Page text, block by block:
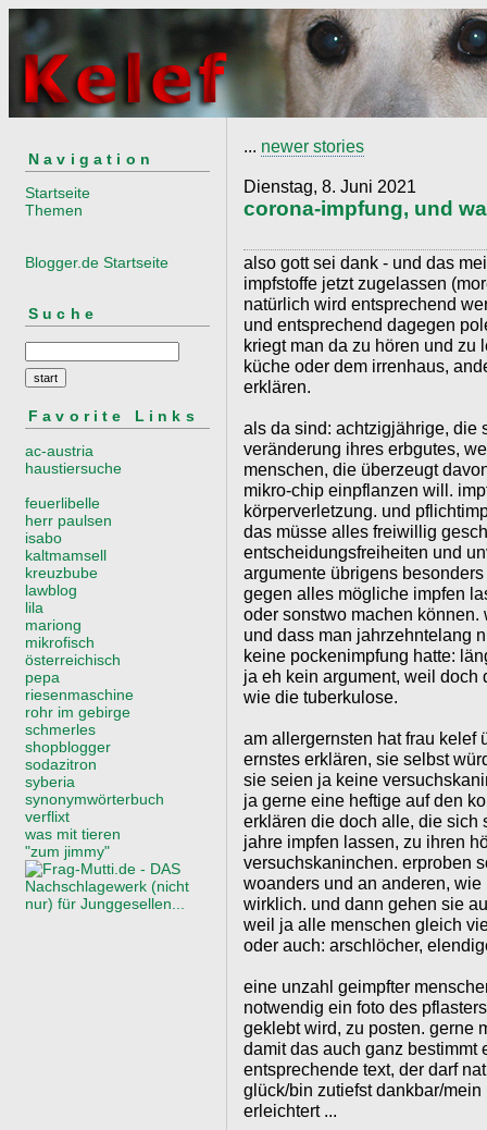
Navigation
Startseite
Themen
Blogger.de Startseite
Suche
Favorite Links
ac-austria
haustiersuche
feuerlibelle
herr paulsen
isabo
kaltmamsell
kreuzbube
lawblog
lila
mariong
mikrofisch
österreichisch
pepa
riesenmaschine
rohr im gebirge
schmerles
shopblogger
sodazitron
syberia
synonymwörterbuch
verflixt
was mit tieren
"zum jimmy"
... newer stories
Dienstag, 8. Juni 2021
corona-impfung, und
also gott sei dank - und das
impfstoffe jetzt zugelassen
natürlich wird entsprechend
und entsprechend dagegen
kriegt man da zu hören und zu
küche oder dem irrenhaus,
erklären.
als da sind: achtzigjährige, die
veränderung ihres erbgutes,
menschen, die überzeugt
mikro-chip einpflanzen will.
körperverletzung. und
das müsse alles freiwillig
entscheidungsfreiheiten und
argumente übrigens
gegen alles mögliche impfen
oder sonstwo machen
und dass man jahrzehntelang
keine pockenimpfung hatte:
ja eh kein argument, weil
wie die tuberkulose.
am allergernsten hat frau kelef
ernstes erklären, sie selbst
sie seien ja keine
ja gerne eine heftige auf den
erklären die doch alle, die sich
jahre impfen lassen, zu ihren
versuchskaninchen. erproben
woanders und an anderen,
wirklich. und dann gehen sie
weil ja alle menschen gleich
oder auch: arschlöcher,
eine unzahl geimpfter
notwendig ein foto des
geklebt wird, zu posten. gerne
damit das auch ganz bestimmt
entsprechende text, der darf
glück/bin zutiefst dankbar/
erleichtert ...